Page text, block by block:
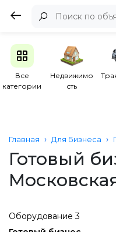
Все
категории
Недвижимо
сть
Главная Для Бизнеса
Готовый
Оборудование 3